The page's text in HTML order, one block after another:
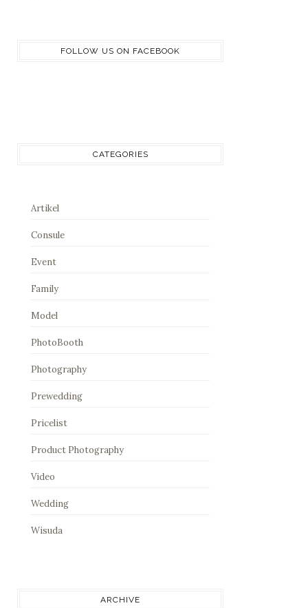
FOLLOW US ON FACEBOOK
CATEGORIES
Artikel
Consule
Event
Family
Model
PhotoBooth
Photography
Prewedding
Pricelist
Product Photography
Video
Wedding
Wisuda
ARCHIVE